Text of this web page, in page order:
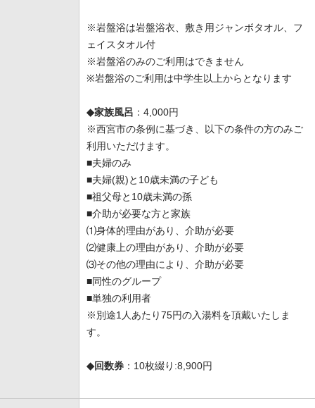
※岩盤浴は岩盤浴衣、敷き用ジャンボタオル、フ
ェイスタオル付
※岩盤浴のみのご利用はできません
※岩盤浴のご利用は中学生以上からとなります
◆家族風呂 ：4,000円
※西宮市の条例に基づき、以下の条件の方のみご
利用いただけます。
■夫婦のみ
■夫婦(親)と10歳未満の子ども
■祖父母と10歳未満の孫
■介助が必要な方と家族
⑴身体的理由があり、介助が必要
⑵健康上の理由があり、介助が必要
⑶その他の理由により、介助が必要
■同性のグループ
■単独の利用者
※別途1人あたり75円の入湯料を頂戴いたしま
す。
◆回数券 ：10枚綴り:8,900円